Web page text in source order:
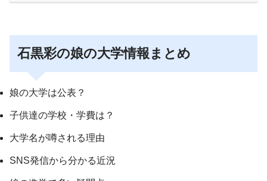
石黒彩の娘の大学情報まとめ
娘の大学は公表？
子供達の学校・学費は？
大学名が噂される理由
SNS発信から分かる近況